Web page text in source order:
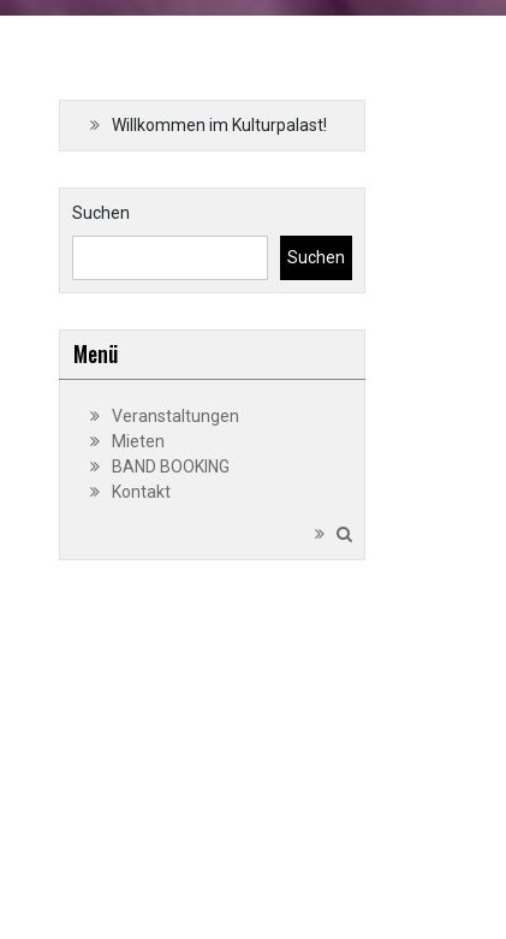
Willkommen im Kulturpalast!
Suchen
Suchen
Menü
Veranstaltungen
Mieten
BAND BOOKING
Kontakt